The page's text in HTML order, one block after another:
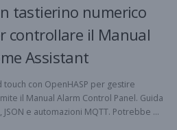
tastierino numerico
controllare il Manual
Assistant
con OpenHASP per gestire
il Manual Alarm Control Panel. Guida
e automazioni MQTT. Potrebbe …